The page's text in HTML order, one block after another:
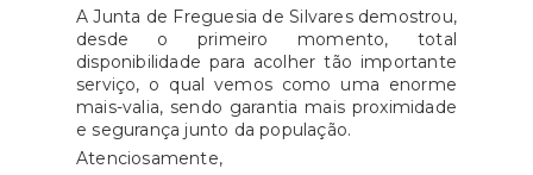
A Junta de Freguesia de Silvares demostrou,
desde o primeiro momento, total
disponibilidade para acolher tão importante
serviço, o qual vemos como uma enorme
mais-valia, sendo garantia mais proximidade
e segurança junto da população.
Atenciosamente,